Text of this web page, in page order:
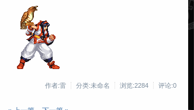
作者:雷 分类:未命名 浏览:2284 评论:0